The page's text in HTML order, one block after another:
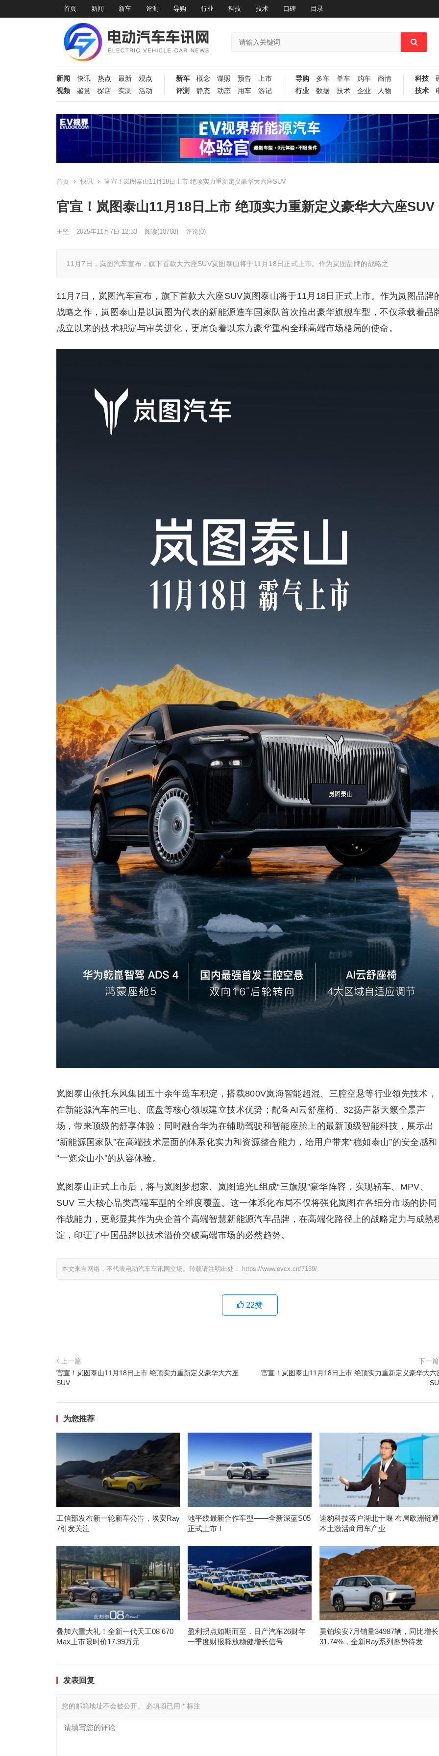
首页 新闻 新车 评测 导购 行业 科技 技术 口碑 目录
新闻 快讯 热点 最新
观点
视频
鉴赏 探店 实测 活动
新车 概念 谍照 预告
上市
评测
静态 动态 用车 游记
导购 多车 单车 购车
商情
行业
数据 技术 企业 人物
科技
技术
首页 快讯 官宣！岚图泰山11月18日上市 绝顶实力重新定义豪华大六座SUV
官宣！岚图泰山11月18日上市 绝顶实力重新定义豪华大六座SUV
王坚 2025年11月7日 12:33 阅读(10768) 评论(0)
11月7日，岚图汽车宣布，旗下首款大六座SUV岚图泰山将于11月18日正式上市。作为岚图品牌的战略之
11月7日，岚图汽车宣布，旗下首款大六座SUV岚图泰山将于11月18日正式上市。作为岚图品牌
战略之作，岚图泰山是以岚图为代表的新能源造车国家队首次推出豪华旗舰车型，不仅承载着品
成立以来的技术积淀与审美进化，更肩负着以东方豪华重构全球高端市场格局的使命。
岚图泰山依托东风集团五十余年造车积淀，搭载800V岚海智能超混、三腔空悬等行业领先技术，
在新能源汽车的三电、底盘等核心领域建立技术优势；配备AI云舒座椅、32扬声器天籁全景声
场，带来顶级的舒享体验；同时融合华为在辅助驾驶和智能座舱上的最新顶级智能科技，展示出
“新能源国家队”在高端技术层面的体系化实力和资源整合能力，给用户带来“稳如泰山”的安全感和
“一览众山小”的从容体验。
岚图泰山正式上市后，将与岚图梦想家、岚图追光L组成“三旗舰”豪华阵容，实现轿车、MPV、
SUV 三大核心品类高端车型的全维度覆盖。这一体系化布局不仅将强化岚图在各细分市场的协同
作战能力，更彰显其作为央企首个高端智慧新能源汽车品牌，在高端化路径上的战略定力与成熟
淀，印证了中国品牌以技术溢价突破高端市场的必然趋势。
本文来自网络，不代表电动汽车车讯网立场。转载请注明出处： https://www.evcx.cn/7159/
22赞
上一篇
官宣！岚图泰山11月18日上市 绝顶实力重新定义豪华大六座
SUV
下一
官宣！岚图泰山11月18日上市 绝顶实力重新定义豪华大六
为您推荐
工信部发布新一轮新车公告，埃安Ray
7引发关注
地平线最新合作车型——全新深蓝S05
正式上市！
速豹科技落户湖北十堰 布局欧洲链通
本土激活商用车产业
叠加六重大礼！全新一代天工08 670
Max上市限时价17.99万元
盈利拐点如期而至，日产汽车26财年
一季度财报释放稳健增长信号
昊铂埃安7月销量34987辆，同比增长
31.74%，全新Ray系列蓄势待发
发表回复
您的邮箱地址不会被公开。 必填项已用 *标注